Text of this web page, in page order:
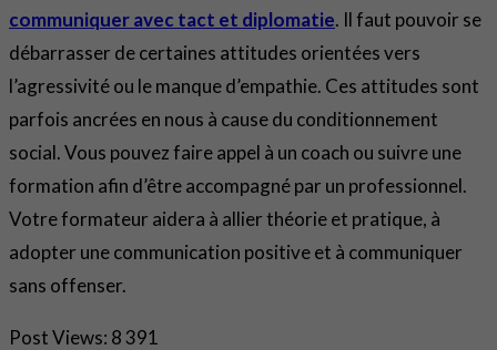
communiquer avec tact et diplomatie. Il faut pouvoir se
débarrasser de certaines attitudes orientées vers
l’agressivité ou le manque d’empathie. Ces attitudes sont
parfois ancrées en nous à cause du conditionnement
social. Vous pouvez faire appel à un coach ou suivre une
formation afin d’être accompagné par un professionnel.
Votre formateur aidera à allier théorie et pratique, à
adopter une communication positive et à communiquer
sans offenser.
Post Views: 8 391